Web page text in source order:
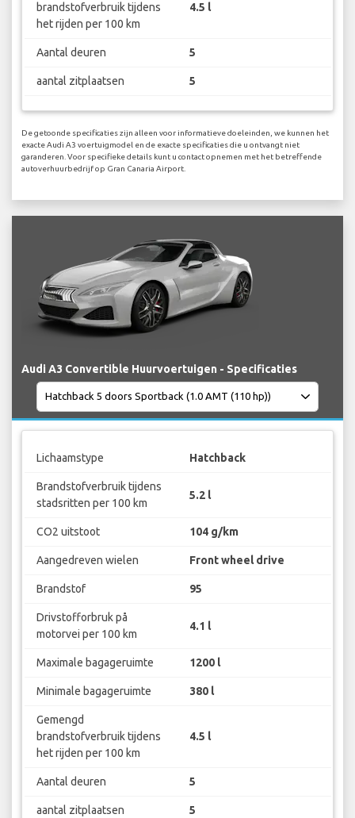
brandstofverbruik tijdens
het rijden per 100 km
4.5 l
Aantal deuren 5
aantal zitplaatsen 5
De getoonde specificaties zijn alleen voor informatieve doeleinden, we kunnen het
exacte Audi A3 voertuigmodel en de exacte specificaties die u ontvangt niet
garanderen. Voor specifieke details kunt u contact opnemen met het betreffende
autoverhuurbedrijf op Gran Canaria Airport.
Audi A3 Convertible Huurvoertuigen - Specificaties
Lichaamstype Hatchback
Brandstofverbruik tijdens
stadsritten per 100 km
5.2 l
CO2 uitstoot 104 g/km
Aangedreven wielen Front wheel drive
Brandstof 95
Drivstofforbruk på
motorvei per 100 km
4.1 l
Maximale bagageruimte 1200 l
Minimale bagageruimte 380 l
Gemengd
brandstofverbruik tijdens
het rijden per 100 km
4.5 l
Aantal deuren 5
aantal zitplaatsen 5